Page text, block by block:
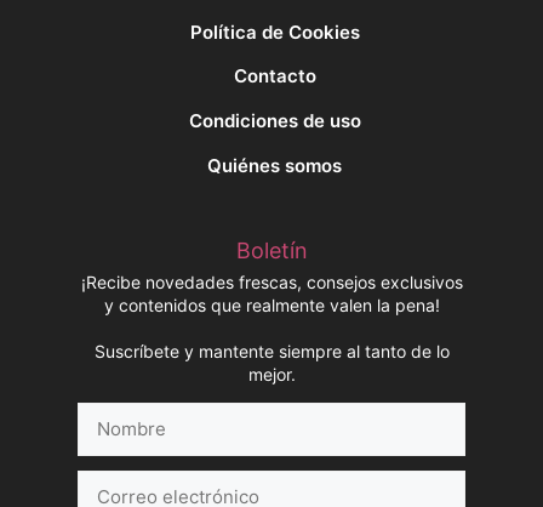
Política de Cookies
Contacto
Condiciones de uso
Quiénes somos
Boletín
¡Recibe novedades frescas, consejos exclusivos
y contenidos que realmente valen la pena!
Suscríbete y mantente siempre al tanto de lo
mejor.